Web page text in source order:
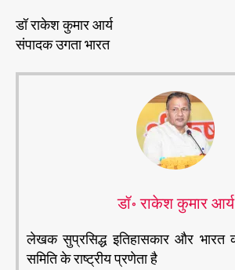
डॉ राकेश कुमार आर्य
संपादक उगता भारत
डॉ॰ राकेश कुमार आर्य
लेखक सुप्रसिद्ध इतिहासकार और भारत
समिति के राष्ट्रीय प्रणेता है